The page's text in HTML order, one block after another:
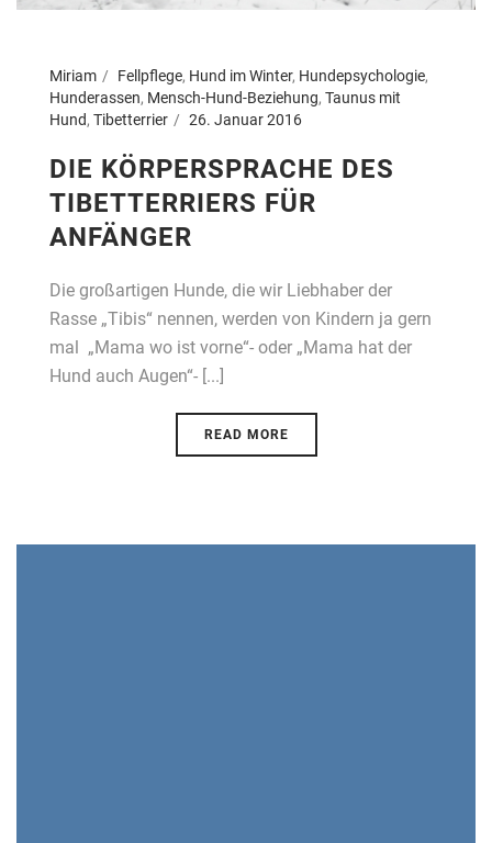
Miriam Fellpflege, Hund im Winter, Hundepsychologie,
Hunderassen, Mensch-Hund-Beziehung, Taunus mit
Hund, Tibetterrier 26. Januar 2016
DIE KÖRPERSPRACHE DES
TIBETTERRIERS FÜR
ANFÄNGER
Die großartigen Hunde, die wir Liebhaber der
Rasse „Tibis“ nennen, werden von Kindern ja gern
mal „Mama wo ist vorne“- oder „Mama hat der
Hund auch Augen“- [...]
READ MORE